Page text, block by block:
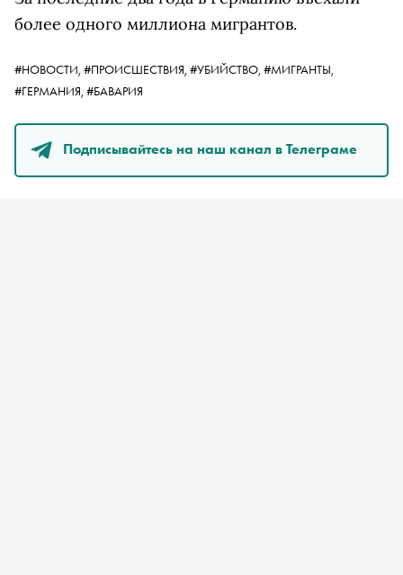
более одного миллиона мигрантов.
#НОВОСТИ, #ПРОИСШЕСТВИЯ, #УБИЙСТВО, #МИГРАНТЫ,
#ГЕРМАНИЯ, #БАВАРИЯ
Подписывайтесь на наш канал в Телеграме